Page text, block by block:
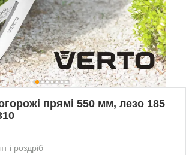
прямі 550 мм, лезо 185
і роздріб